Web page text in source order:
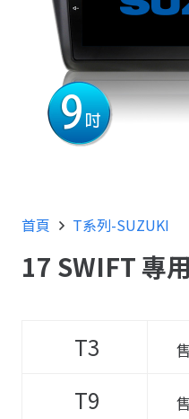
首頁 T系列-SUZUKI
17 SWIFT 專
T3
T9